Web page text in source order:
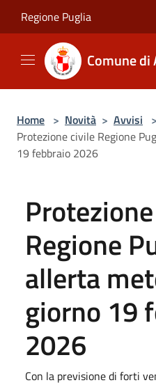
Regione Puglia
Comune
Home > Novità > Avvisi >
Protezione civile Regione
19 febbraio 2026
Regione
allerta
giorno 19
2026
Con la previsione di forti